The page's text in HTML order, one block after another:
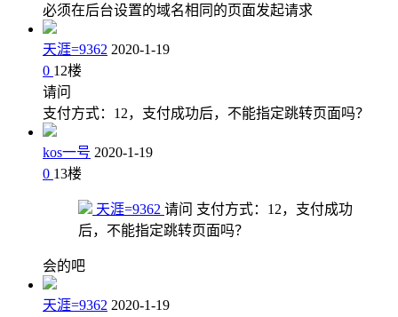
必须在后台设置的域名相同的页面发起请求
天涯=9362 2020-1-19
0 12楼
请问
支付方式：12，支付成功后，不能指定跳转页面吗？
kos一号 2020-1-19
0 13楼
天涯=9362 请问 支付方式：12，支付成功
后，不能指定跳转页面吗？
会的吧
天涯=9362 2020-1-19